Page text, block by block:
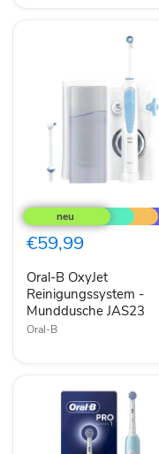
B
OxyJet
Reinigungssystem
JAS23
€59,99
Oral-B OxyJet
Reinigungssystem -
Munddusche JAS23
Oral-B